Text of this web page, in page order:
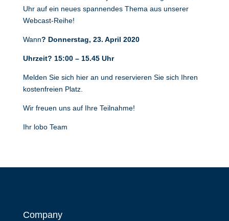
Uhr auf ein neues spannendes Thema aus unserer
Webcast-Reihe!
Wann? Donnerstag, 23. April 2020
Uhrzeit? 15:00 – 15.45 Uhr
Melden Sie sich hier an und reservieren Sie sich Ihren
kostenfreien Platz.
Wir freuen uns auf Ihre Teilnahme!
Ihr lobo Team
Company